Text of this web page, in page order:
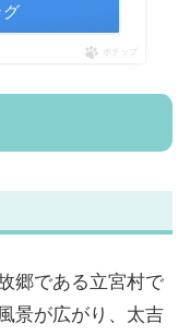
ポチップ
郷である立宮村で
景が広がり、太吉